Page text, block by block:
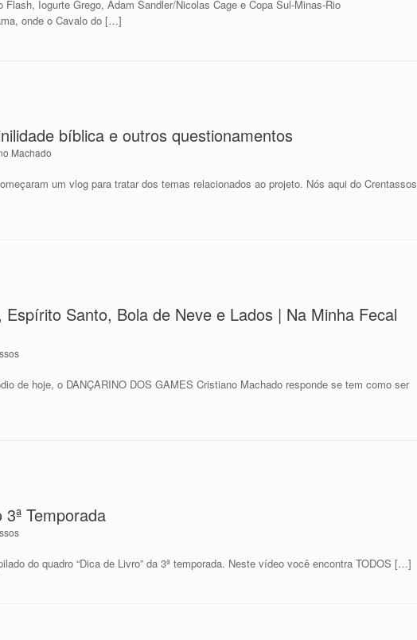
Iogurte Grego, Adam Sandler/Nicolas Cage e Copa Sul-Minas-Rio
onde o Cavalo do […]
bíblica e outros questionamentos
Machado
um vlog para tratar dos temas relacionados ao projeto. Nós aqui do Crentassos
Santo, Bola de Neve e Lados | Na Minha Fecal
de hoje, o DANÇARINO DOS GAMES Cristiano Machado responde se tem como ser
Temporada
do quadro “Dica de Livro” da 3ª temporada. Neste vídeo você encontra TODOS […]